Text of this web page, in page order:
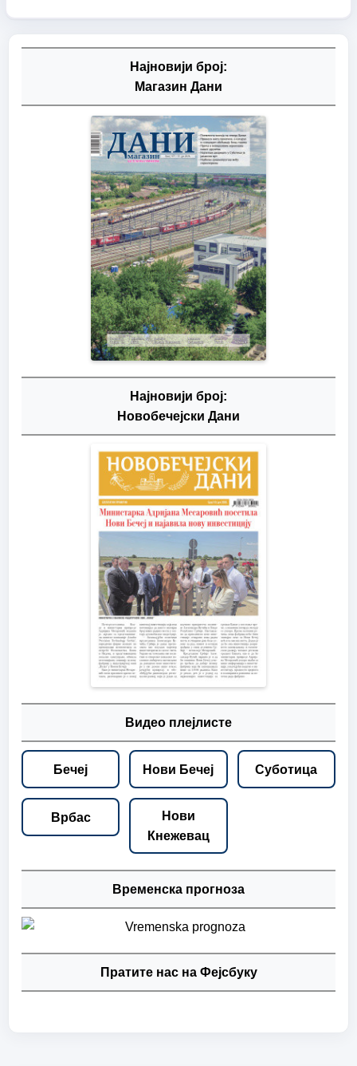
Најновији број:
Магазин Дани
Најновији број:
Новобечејски Дани
Видео плејлисте
Бечеј Нови Бечеј Суботица
Врбас
Нови
Кнежевац
Временска прогноза
Пратите нас на Фејсбуку